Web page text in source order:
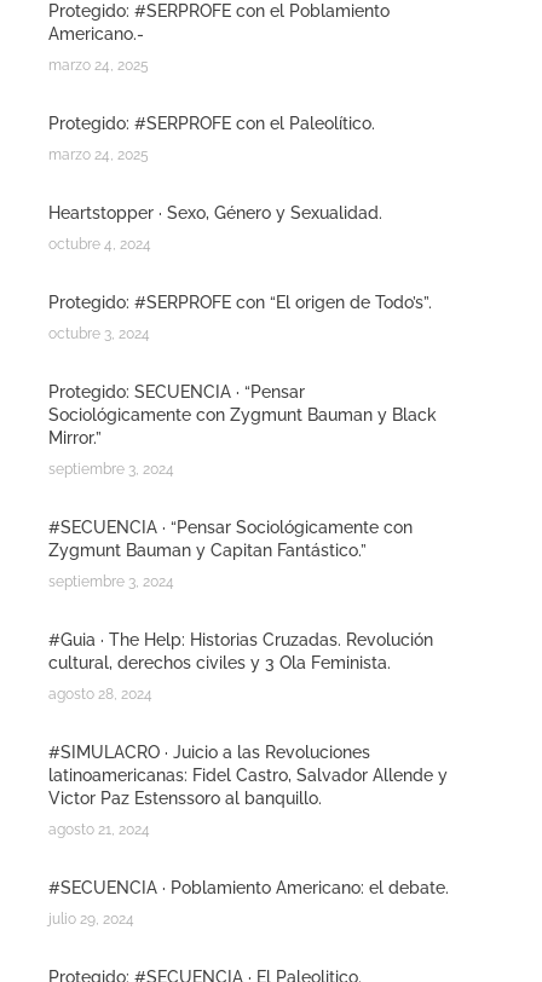
Protegido: #SERPROFE con el Poblamiento
Americano.-
marzo 24, 2025
Protegido: #SERPROFE con el Paleolítico.
marzo 24, 2025
Heartstopper · Sexo, Género y Sexualidad.
octubre 4, 2024
Protegido: #SERPROFE con “El origen de Todo’s”.
octubre 3, 2024
Protegido: SECUENCIA · “Pensar
Sociológicamente con Zygmunt Bauman y Black
Mirror.”
septiembre 3, 2024
#SECUENCIA · “Pensar Sociológicamente con
Zygmunt Bauman y Capitan Fantástico.”
septiembre 3, 2024
#Guia · The Help: Historias Cruzadas. Revolución
cultural, derechos civiles y 3 Ola Feminista.
agosto 28, 2024
#SIMULACRO · Juicio a las Revoluciones
latinoamericanas: Fidel Castro, Salvador Allende y
Victor Paz Estenssoro al banquillo.
agosto 21, 2024
#SECUENCIA · Poblamiento Americano: el debate.
julio 29, 2024
Protegido: #SECUENCIA · El Paleolitico.